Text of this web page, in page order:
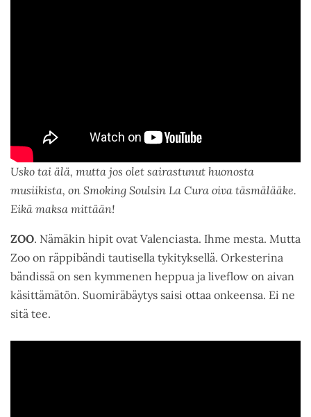
Usko tai älä, mutta jos olet sairastunut huonosta
musiikista, on Smoking Soulsin La Cura oiva täsmälääke.
Eikä maksa mittään!
ZOO. Nämäkin hipit ovat Valenciasta. Ihme mesta. Mutta
Zoo on räppibändi tautisella tykityksellä. Orkesterina
bändissä on sen kymmenen heppua ja liveflow on aivan
käsittämätön. Suomiräbäytys saisi ottaa onkeensa. Ei ne
sitä tee.